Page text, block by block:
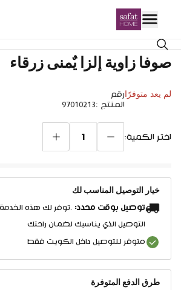
صوفا زاوية إلزا يٌمنى زرقاء
لم يعد متوفرًارقم
المنتج :
97010213
اختر الكمية: 1
خيار التوصيل المناسب لك
توصيل بوقت محدد: .توفر لك هذه
التوصيل الذي يناسبك لضمان راحتك
متوفر للتوصيل داخل الكويت فقط
طرق الدفع المتوفرة